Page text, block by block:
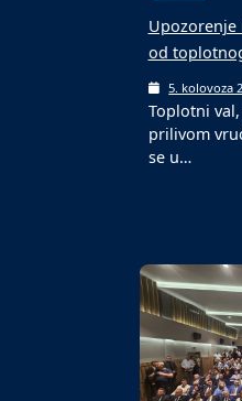
Upozorenje
od
5. kolovoza
Toplotni
prilivom
se u…